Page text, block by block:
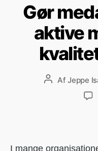
Gør
aktive
AfJeppe
I mange